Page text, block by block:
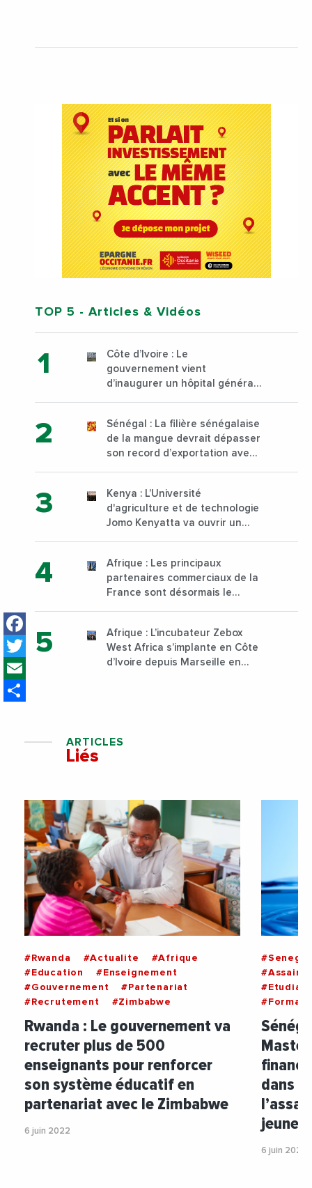
Facebook
Twitter
TOP 5 - Articles & Vidéos
Côte d’Ivoire : Le
gouvernement vient
d’inaugurer un hôpital général
Sénégal : La filière sénégalaise
de la mangue devrait dépasser
son record d’exportation avec
Kenya : L’Université
d'agriculture et de technologie
Jomo Kenyatta va ouvrir un
sur son campus de Karen à
Nairobi dès janvier 2023
Afrique : Les principaux
partenaires commerciaux de la
France sont désormais le
Afrique : L’incubateur Zebox
West Africa s’implante en Côte
d’Ivoire depuis Marseille en
ARTICLES
Liés
#Rwanda #Actualite
#Afrique
#Education
#Enseignement
#Gouvernement
#Partenariat
#Recrutement
#Zimbabwe
Rwanda : Le gouvernement va
recruter plus de 500
enseignants pour renforcer
son système éducatif en
partenariat avec le Zimbabwe
6 juin 2022
#Senegal
dans
jeunes
6 juin 2022